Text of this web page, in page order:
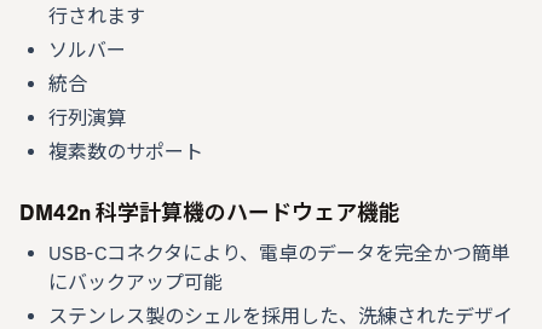
行されます
ソルバー
統合
行列演算
複素数のサポート
DM42n 科学計算機のハードウェア機能
USB-Cコネクタにより、電卓のデータを完全かつ簡単
にバックアップ可能
ステンレス製のシェルを採用した、洗練されたデザイ